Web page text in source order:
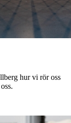
hur vi rör oss